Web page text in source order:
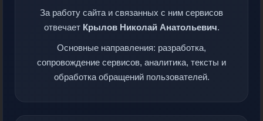
За работу сайта и связанных с ним сервисов
отвечает Крылов Николай Анатольевич.
Основные направления: разработка,
сопровождение сервисов, аналитика, тексты и
обработка обращений пользователей.